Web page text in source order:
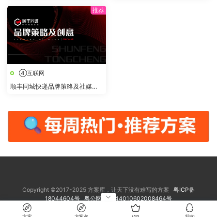
④互联网
顺丰同城快递品牌策略及社媒创
Copyright ©2017-2025 方案库，让天下没有难写的方案 粤ICP备
18044604号 粤公网安备 44010602008464号